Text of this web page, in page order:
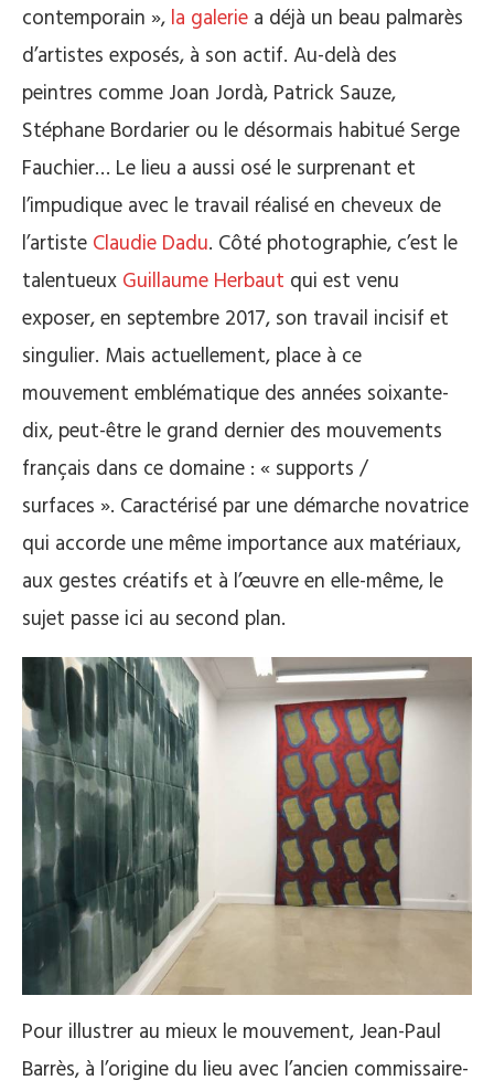
contemporain », la galerie a déjà un beau palmarès
d’artistes exposés, à son actif. Au-delà des
peintres comme Joan Jordà, Patrick Sauze,
Stéphane Bordarier ou le désormais habitué Serge
Fauchier… Le lieu a aussi osé le surprenant et
l’impudique avec le travail réalisé en cheveux de
l’artiste Claudie Dadu. Côté photographie, c’est le
talentueux Guillaume Herbaut qui est venu
exposer, en septembre 2017, son travail incisif et
singulier. Mais actuellement, place à ce
mouvement emblématique des années soixante-
dix, peut-être le grand dernier des mouvements
français dans ce domaine : « supports /
surfaces ». Caractérisé par une démarche novatrice
qui accorde une même importance aux matériaux,
aux gestes créatifs et à l’œuvre en elle-même, le
sujet passe ici au second plan.
Pour illustrer au mieux le mouvement, Jean-Paul
Barrès, à l’origine du lieu avec l’ancien commissaire-